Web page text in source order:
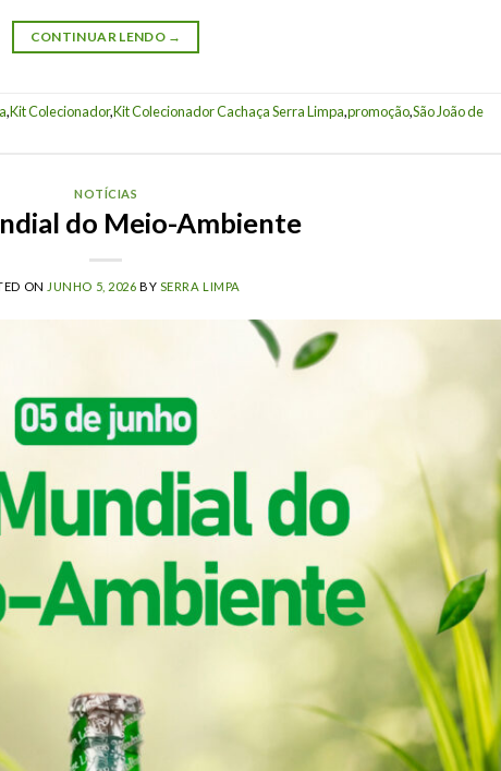
CONTINUAR LENDO →
,Kit Colecionador,Kit Colecionador Cachaça Serra Limpa,promoção,São João de
NOTÍCIAS
do Meio-Ambiente
ON JUNHO 5, 2026 BY SERRA LIMPA